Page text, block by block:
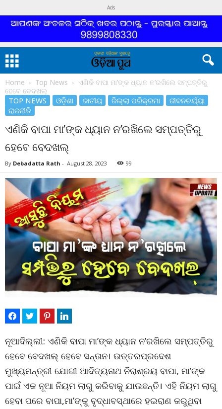
Ads
Home Top News
ଏଣିକି ବାପା ମା’ଙ୍କ ଧ୍ୟାନ ନ’ରଖିଲେ ସମ୍ପତ୍ତିରୁ
ହେବେ ବେଦଖଲ୍
TOP NEWS ଓଡ଼ିଶା ଜାତୀୟ ଜିଲ୍ଲା ପରିକ୍ରମା
ଜୀବନଚର୍ଯ୍ୟା
ରାଜନୀତି
ଏଣିକି ବାପା ମା’ଙ୍କ ଧ୍ୟାନ ନ’ରଖିଲେ ସମ୍ପତ୍ତିରୁ
ହେବେ ବେଦଖଲ୍
By Debadatta Rath - August 28, 2023 99
ନୂଆଦିଲ୍ଲୀ: ଏଣିକି ବାପା ମା’ଙ୍କ ଧ୍ୟାନ ନ’ରଖିଲେ ସମ୍ପତ୍ତିରୁ
ହେବେ ବେଦଖଲ୍ ହେବେ ସନ୍ତାନ। ‌ଉତ୍ତରପ୍ରଦେଶ
ମୁଖ୍ୟମନ୍ତ୍ରୀ ଯୋଗୀ ଆଦିତ୍ୟନାଥ ନିରାଶ୍ରୟ ବାପା, ମା’ଙ୍କ
ପାଇଁ ଏକ ନୂଆ ନିୟମ ଲାଗୁ କରିବାକୁ ଯାଉଛନ୍ତି। ଏହି ନିୟମ ଲାଗୁ
ହେବା ପରେ ବାପା,ମା’ଙ୍କୁ ବୃଦ୍ଧାବସ୍ଥାରେ ହଇରାଣ କରୁଥିବା